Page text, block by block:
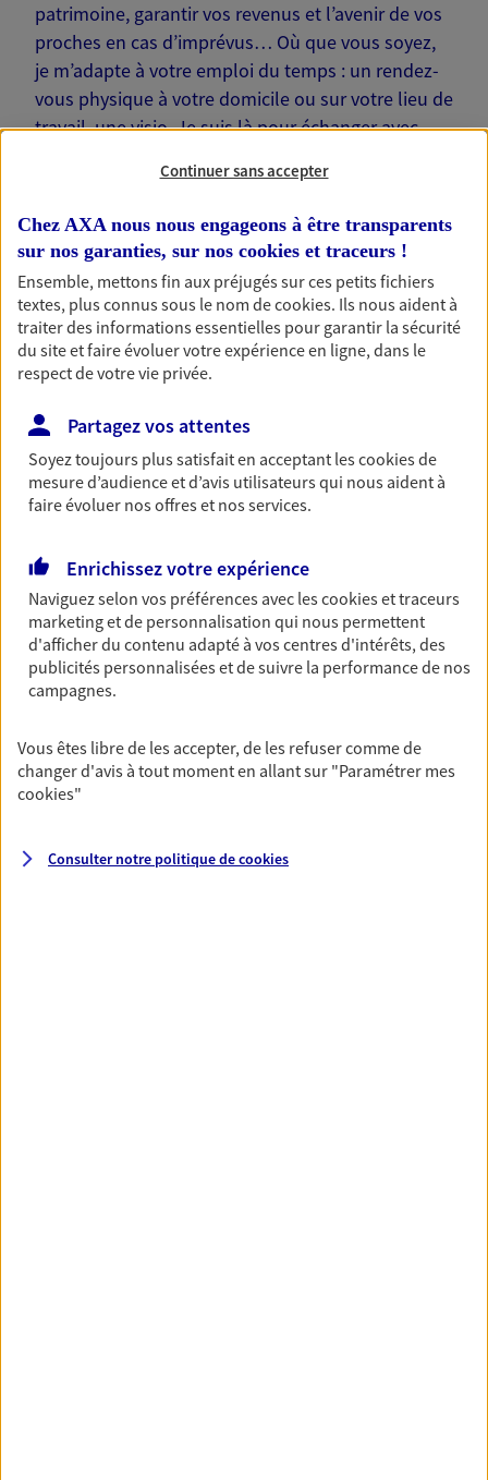
patrimoine, garantir vos revenus et l’avenir de vos
proches en cas d’imprévus… Où que vous soyez,
je m’adapte à votre emploi du temps : un rendez-
vous physique à votre domicile ou sur votre lieu de
travail, une visio. Je suis là pour échanger avec
Nos offres phares
Épargne
Réalisez vos projets grâce à votre épargne : achat
immobilier, études des enfants ou voyage autour
du monde… Épargnez à votre rythme et
simplement, selon votre profil.
Retraite
Préparez sereinement ce nouveau chapitre de
votre vie avec les conseils d'un expert. Découvrez
notre solution PER (Plan Epargne Retraite)
spécialement conçue pour la retraite.
Découvrir l'offre Retraite
Pour un avenir serein, assurez-vous avec notre
contrat prévoyance. Préservez vos proches en cas
Continuer sans accepter
Chez AXA nous nous engageons à être transparents
sur nos garanties, sur nos cookies et traceurs !
Ensemble, mettons fin aux préjugés sur ces petits fichiers
textes, plus connus sous le nom decookies. Ils nous aident à
traiter des informations essentielles pour garantir la sécurité
du site et faire évoluer votre expérience en ligne, dans le
respect de votre vie privée.
Partagez vos attentes
Soyez toujours plus satisfait en acceptant lescookiesde
mesure d’audience et d’avis utilisateurs qui nous aident à
faire évoluer nos offres et nos services.
Enrichissez votre expérience
Naviguez selon vos préférences avec lescookies et traceurs
marketing et de personnalisation qui nous permettent
d'afficher du contenu adapté à vos centres d'intérêts, des
publicités personnalisées et de suivre la performance de nos
campagnes.
Vous êtes libre de les accepter, de les refuser comme de
changer d'avis à tout moment en allant sur "Paramétrer mes
cookies"
Consulter notre politique decookies